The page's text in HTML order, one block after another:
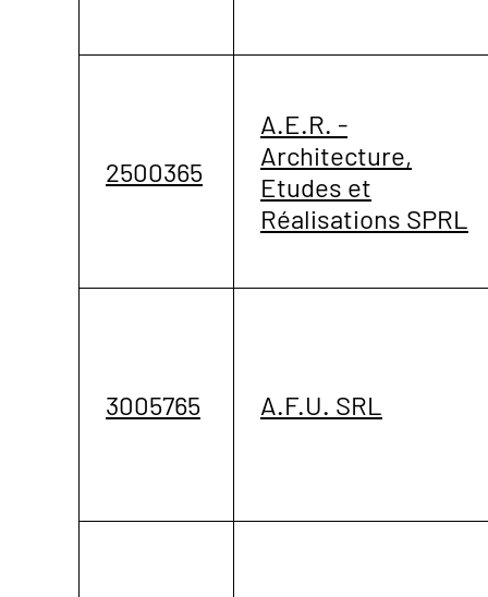
2500365
A.E.R. -
Architecture,
Etudes et
Réalisations SPRL
3005765 A.F.U. SRL